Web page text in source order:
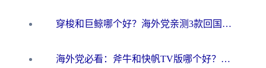
穿梭和巨鲸哪个好？海外党亲测3款回国加速器，教你避开90%的坑
海外党必看：斧牛和快帆TV版哪个好？3分钟选对回国加速器，无缝刷B站、追热剧